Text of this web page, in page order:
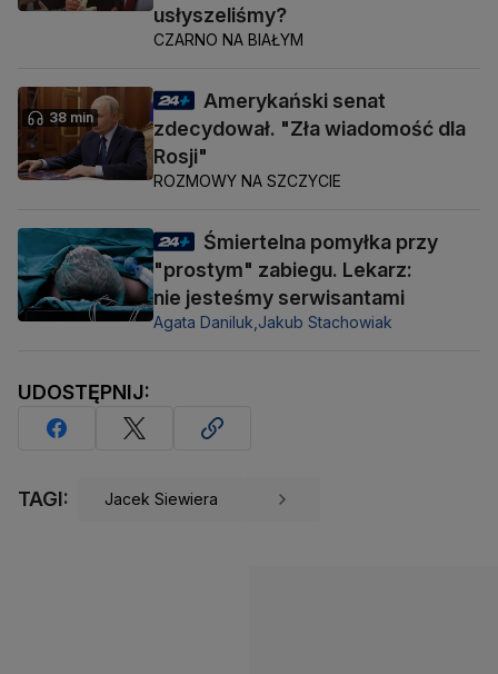
usłyszeliśmy?
CZARNO NA BIAŁYM
38 min
Amerykański senat
zdecydował. "Zła wiadomość dla
Rosji"
ROZMOWY NA SZCZYCIE
Śmiertelna pomyłka przy
"prostym" zabiegu. Lekarz:
nie jesteśmy serwisantami
Agata Daniluk, Jakub Stachowiak
UDOSTĘPNIJ:
TAGI: Jacek Siewiera